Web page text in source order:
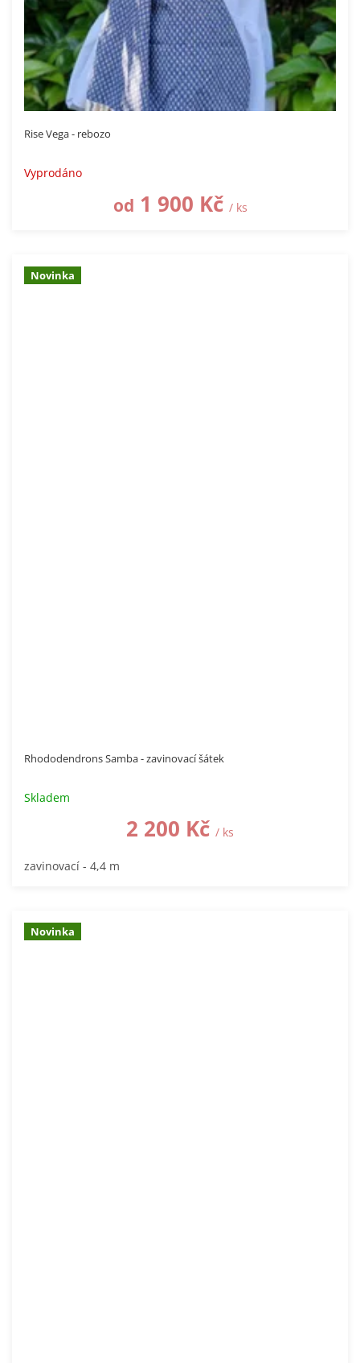
Rise Vega - rebozo
Vyprodáno
od 1 900 Kč / ks
Novinka
Rhododendrons Samba - zavinovací šátek
Skladem
2 200 Kč / ks
zavinovací - 4,4 m
Novinka